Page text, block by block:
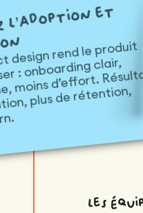
l’adoption et
design rend le produit
: onboarding clair,
moins d’effort.
plus de rétention,
les